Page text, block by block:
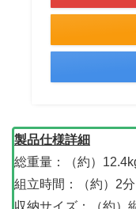
製品仕様詳細
総重量：（約）
組立時間：（約）2分
収納サイズ：（約）